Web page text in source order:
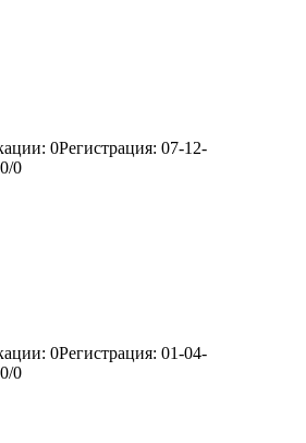
0Регистрация: 07-12-
0
0Регистрация: 01-04-
0